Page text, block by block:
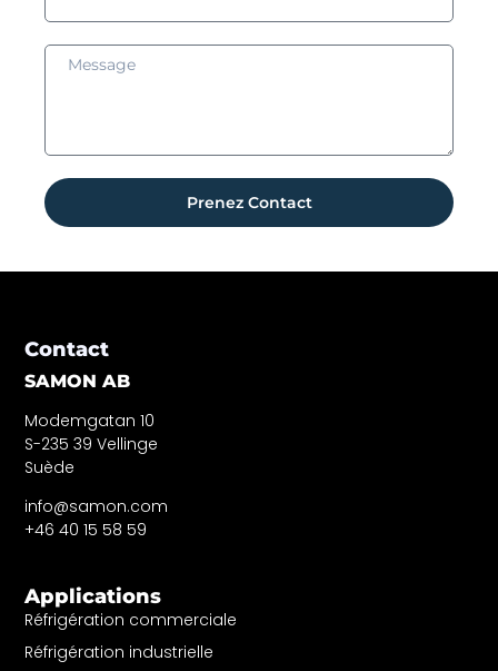
Prenez Contact
Contact
SAMON AB
Modemgatan 10
S-235 39 Vellinge
Suède
info@samon.com
+46 40 15 58 59
Applications
Réfrigération commerciale
Réfrigération industrielle